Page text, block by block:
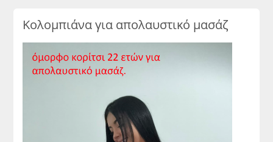
Κολομπιάνα για απολαυστικό μασάζ